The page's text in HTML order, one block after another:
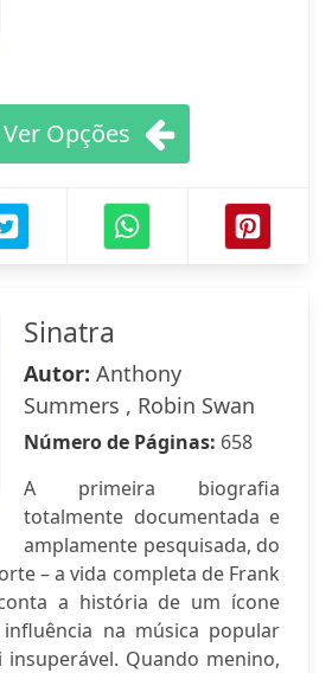
Ver Opções
Sinatra
Autor: Anthony
Summers , Robin Swan
Número de Páginas: 658
A primeira biografia
totalmente documentada e
amplamente pesquisada, do
– a vida completa de Frank
a história de um ícone
na música popular
insuperável. Quando menino,